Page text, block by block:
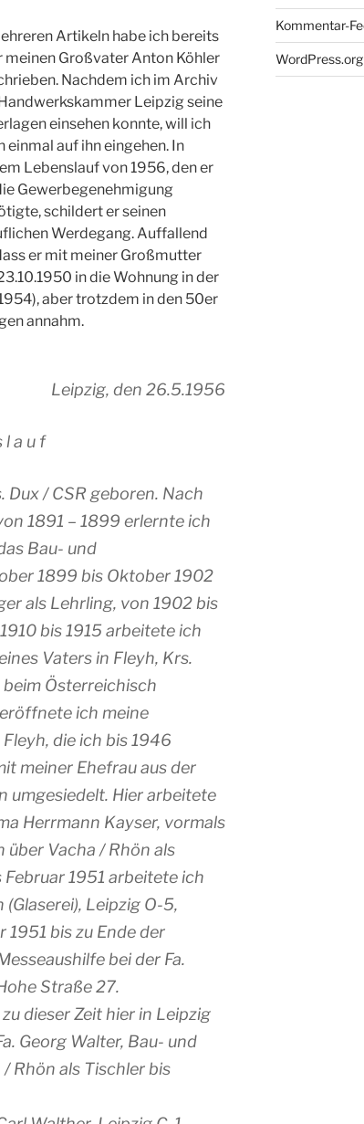
Artikeln habe ich bereits
meinen Großvater Anton Köhler
Nachdem ich im Archiv
Leipzig seine
einsehen konnte, will ich
einmal auf ihn eingehen. In
Lebenslauf von 1956, den er
Gewerbegenehmigung
schildert er seinen
Werdegang. Auffallend
er mit meiner Großmutter
in die Wohnung in der
aber trotzdem in den 50er
annahm.
Leipzig, den 26.5.1956
l a u f
Dux / CSR geboren. Nach
1891 – 1899 erlernte ich
Bau- und
1899 bis Oktober 1902
als Lehrling, von 1902 bis
bis 1915 arbeitete ich
Vaters in Fleyh, Krs.
beim Österreichisch
ich meine
die ich bis 1946
meiner Ehefrau aus der
umgesiedelt. Hier arbeitete
Herrmann Kayser, vormals
über Vacha / Rhön als
1951 arbeitete ich
Leipzig O-5,
bis zu Ende der
bei der Fa.
Straße 27.
dieser Zeit hier in Leipzig
Georg Walter, Bau- und
Rhön als Tischler bis
Kommentar-
WordPress.org